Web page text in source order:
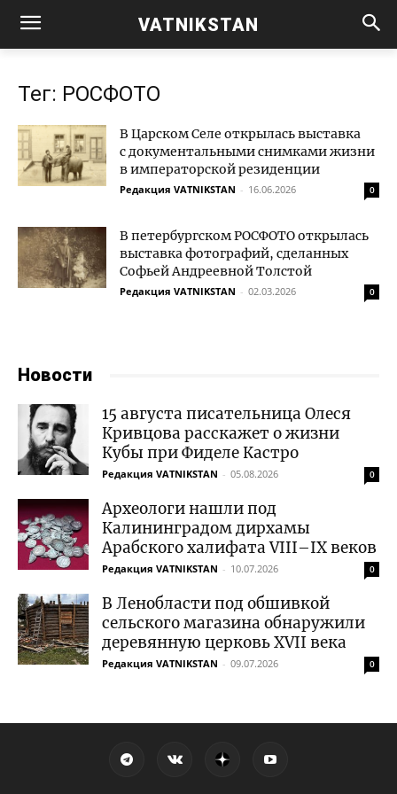
VATNIKSTAN
Тег: РОСФОТО
В Царском Селе открылась выставка
с документальными снимками жизни
в императорской резиденции
Редакция VATNIKSTAN - 16.06.2026 0
В петербургском РОСФОТО открылась
выставка фотографий, сделанных
Софьей Андреевной Толстой
Редакция VATNIKSTAN - 02.03.2026 0
Новости
15 августа писательница Олеся
Кривцова расскажет о жизни
Кубы при Фиделе Кастро
Редакция VATNIKSTAN - 05.08.2026 0
Археологи нашли под
Калининградом дирхамы
Арабского халифата VIII–IX веков
Редакция VATNIKSTAN - 10.07.2026 0
В Ленобласти под обшивкой
сельского магазина обнаружили
деревянную церковь XVII века
Редакция VATNIKSTAN - 09.07.2026 0